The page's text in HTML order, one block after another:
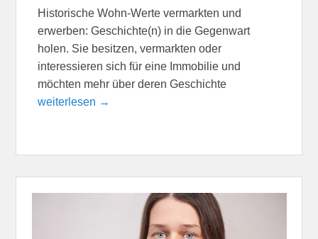
Historische Wohn-Werte vermarkten und
erwerben: Geschichte(n) in die Gegenwart
holen. Sie besitzen, vermarkten oder
interessieren sich für eine Immobilie und
möchten mehr über deren Geschichte
weiterlesen →